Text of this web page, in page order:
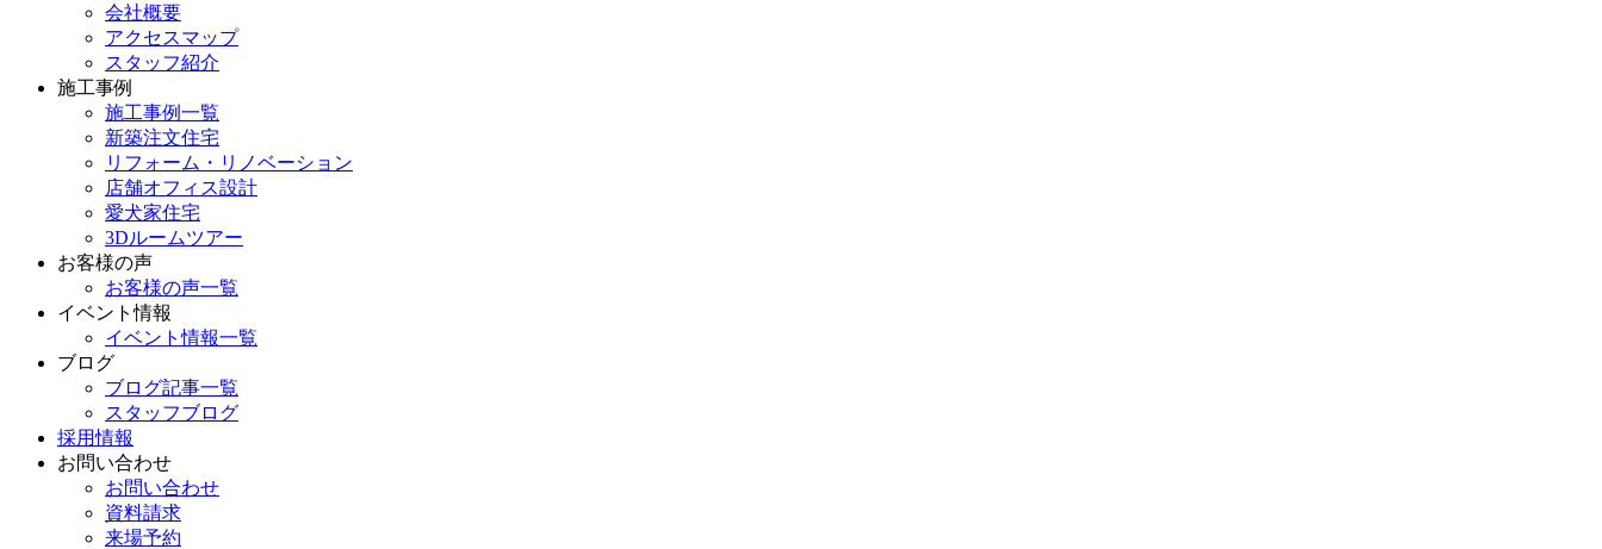
会社概要
アクセスマップ
スタッフ紹介
施工事例
施工事例一覧
新築注文住宅
リフォーム・リノベーション
店舗オフィス設計
愛犬家住宅
3Dルームツアー
お客様の声
お客様の声一覧
イベント情報
イベント情報一覧
ブログ
ブログ記事一覧
スタッフブログ
採用情報
お問い合わせ
お問い合わせ
資料請求
来場予約